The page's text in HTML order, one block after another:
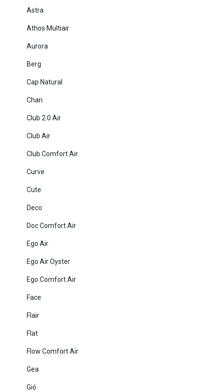
Astra
Athos Multiair
Aurora
Berg
Cap Natural
Chari
Club 2.0 Air
Club Air
Club Comfort Air
Curve
Cute
Deco
Doc Comfort Air
Ego Air
Ego Air Oyster
Ego Comfort Air
Face
Flair
Flat
Flow Comfort Air
Gea
Gió